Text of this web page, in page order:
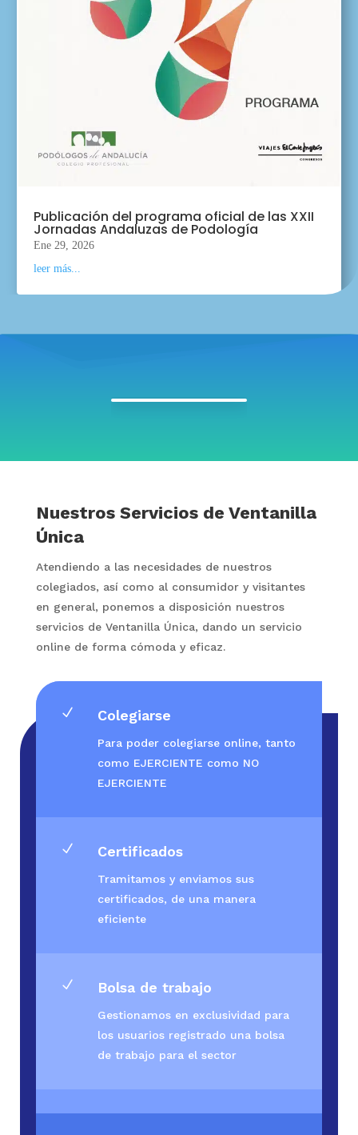
Publicación del programa oficial de las XXII
Jornadas Andaluzas de Podología
Ene 29, 2026
leer más...
Nuestros Servicios de Ventanilla
Única
Atendiendo a las necesidades de nuestros
colegiados, así como al consumidor y visitantes
en general, ponemos a disposición nuestros
servicios de Ventanilla Única, dando un servicio
online de forma cómoda y eficaz.
N Colegiarse
Para poder colegiarse online, tanto
como EJERCIENTE como NO
EJERCIENTE
N Certificados
Tramitamos y enviamos sus
certificados, de una manera
eficiente
N Bolsa de trabajo
Gestionamos en exclusividad para
los usuarios registrado una bolsa
de trabajo para el sector